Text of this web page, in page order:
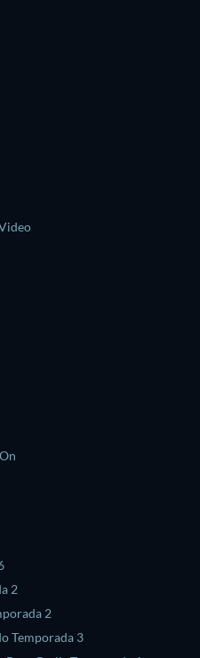
2
2
Temporada 3